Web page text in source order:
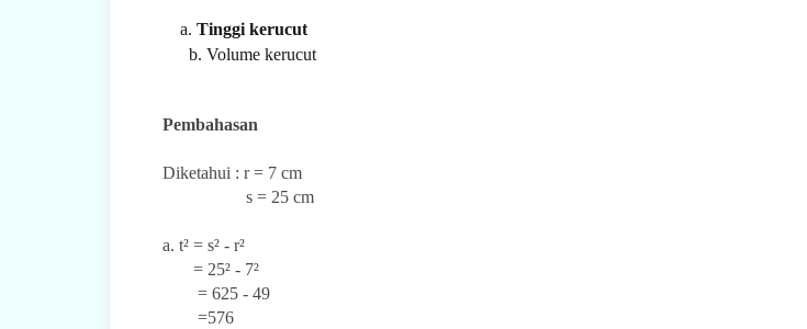
a. Tinggi kerucut
b. Volume kerucut
Pembahasan
Diketahui : r = 7 cm
s = 25 cm
a. t² = s² - r²
= 25² - 7²
= 625 - 49
=576